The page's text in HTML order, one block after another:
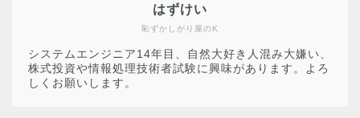
恥ずかしがり屋のK
はずけい
システムエンジニア14年目、自然大好き人混み大嫌い、
株式投資や情報処理技術者試験に興味があります。よろ
しくお願いします。